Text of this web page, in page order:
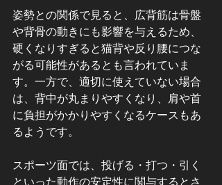
姿勢との関係で見ると、広背筋は骨盤
や背骨の動きにも影響を与えるため、
硬くなりすぎると猫背や反り腰につな
がる可能性があるとも言われていま
す。一方で、適切に使えていない場合
は、背中が丸まりやすくなり、肩や首
に負担がかかりやすくなるケースもあ
るようです。
スポーツ面では、投げる・打つ・引く
といった動作の安定性に関与するとさ